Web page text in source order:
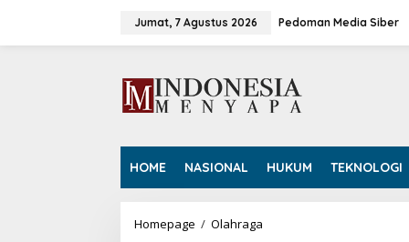
Jumat, 7 Agustus 2026 Pedoman Media Siber
HOME NASIONAL HUKUM TEKNOLOGI
Homepage / Olahraga